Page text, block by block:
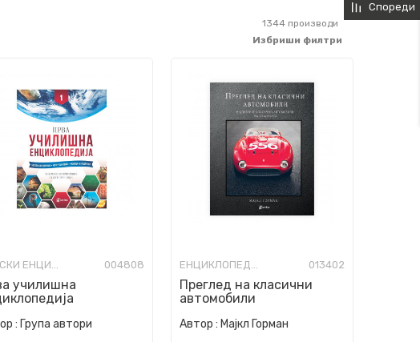
1344производи
Избриши филтри
ДЕТСКИ ЕНЦИКЛОПЕДИИ И АТЛАСИ 004808
училишна
: Група автори
ЕНЦИКЛОПЕДИИ И ЛЕКСИКОНИ 013402
Преглед на класични
автомобили
Автор : Мајкл Горман
Спореди